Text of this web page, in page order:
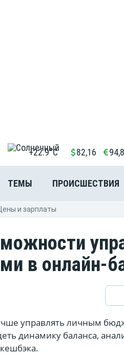
+22.9°C 82,16
ТЕМЫ ПРОИСШЕСТВИЯ
Цены и зарплаты
в онлайн-
управлять личным
динамику баланса,